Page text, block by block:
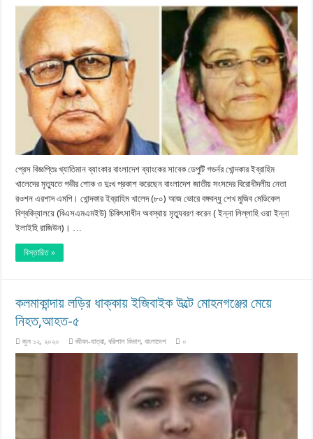
প্রেস বিজ্ঞপ্তিঃ খ্যাতিমান ব্যাংকার বাংলাদেশ ব্যাংকের সাবেক ডেপুটি গভর্নর খোন্দকার ইব্রাহিম
খালেদের মৃত্যুতে গভীর শোক ও দুঃখ প্রকাশ করেছেন বাংলাদেশ জাতীয় সংসদের বিরোধীদলীয় নেতা
রওশন এরশাদ এমপি। খোন্দকার ইব্রাহিম খালেদ (৮০) আজ ভোরে বঙ্গবন্ধু শেখ মুজিব মেডিকেল
বিশ্ববিদ্যালয়ে (বিএসএমএমইউ) চিকিৎসাধীন অবস্থায় মৃত্যুবরণ করেন ( ইন্না লিল্লাহি ওয়া ইন্না
ইলাইহি রাজিউন)। …
বিস্তারিত »
কলমাকান্দায় লড়ির ধাক্কায় ইজিবাইক উল্টে মোহনগঞ্জের মেয়ে
নিহত,আহত-৫
জুন ১২, ২০২০ জীবন-যাত্রা,বরিশাল বিভাগ,বাংলাদেশ ০